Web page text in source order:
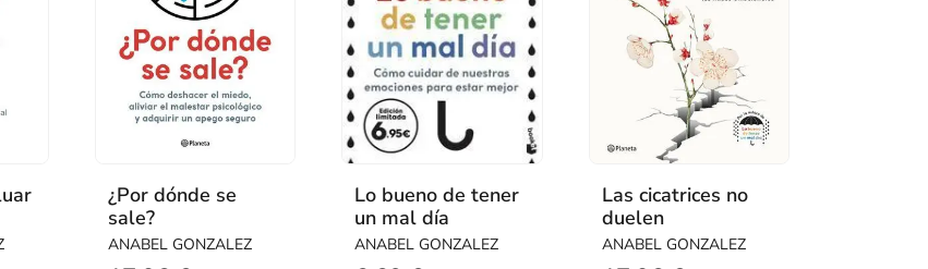
¿Por dónde se
sale?
ANABEL GONZALEZ
Lo bueno de tener
un mal día
ANABEL GONZALEZ
Las cicatrices no
duelen
ANABEL GONZALEZ